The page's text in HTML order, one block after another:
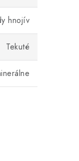
hnojív
Tekuté